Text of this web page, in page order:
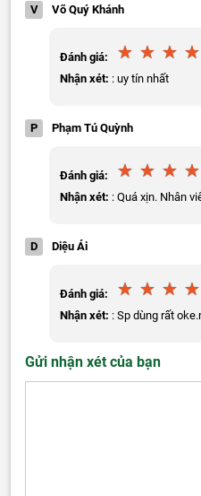
V Võ Quý Khánh
Đánh giá:
Nhận xét: : uy tín nhất
P Phạm Tú Quỳnh
Đánh giá:
Nhận xét: : Quá xịn. Nhân
D Diệu Ái
Đánh giá:
Nhận xét: : Sp dùng rất
Gửi nhận xét của bạn